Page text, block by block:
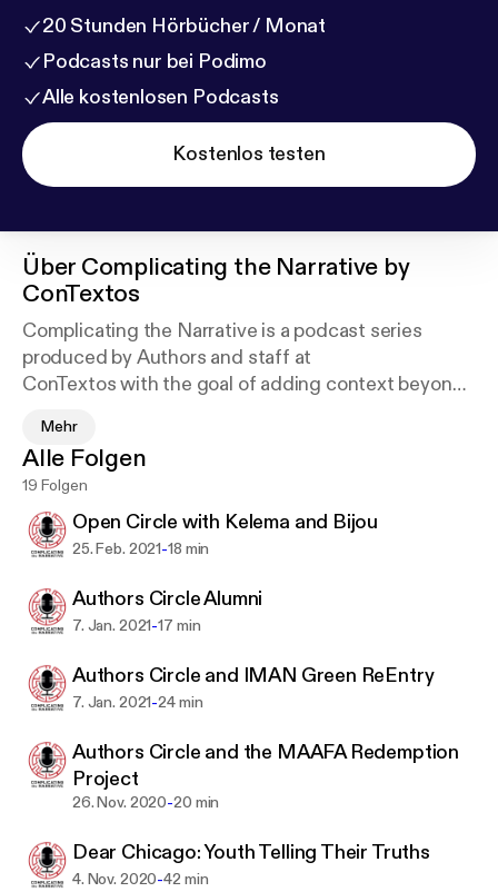
20 Stunden Hörbücher / Monat
Podcasts nur bei Podimo
Alle kostenlosen Podcasts
Kostenlos testen
Über Complicating the Narrative by
ConTextos
Complicating the Narrative is a podcast series
produced by Authors and staff at
ConTextos with the goal of adding context beyond
associated with people living in communities facing
poverty and barriers to
economic development due to racism, violence,
and trauma.
Mehr
Alle Folgen
19 Folgen
Open Circle with Kelema and Bijou
25. Feb. 2021-18 min
Authors Circle Alumni
7. Jan. 2021-17 min
Authors Circle and IMAN Green ReEntry
7. Jan. 2021-24 min
Authors Circle and the MAAFA Redemption
Project
26. Nov. 2020-20 min
Dear Chicago: Youth Telling Their Truths
4. Nov. 2020-42 min